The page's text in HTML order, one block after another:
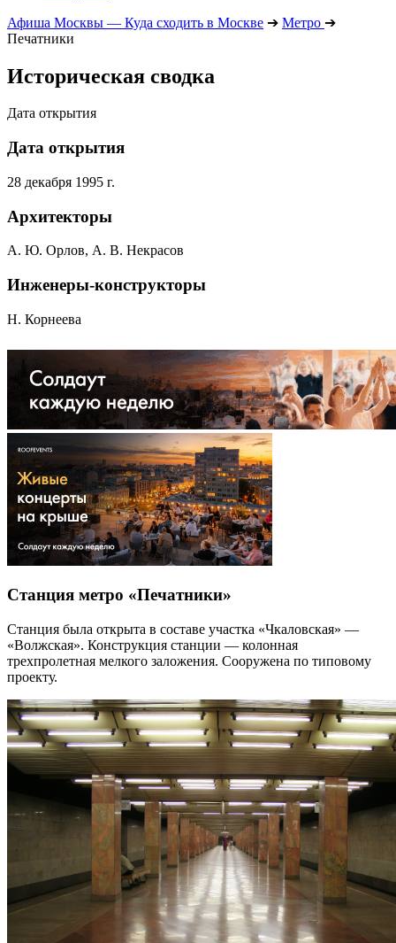
Афиша Москвы — Куда сходить в Москве ➔ Метро ➔
Печатники
Историческая сводка
Дата открытия
Дата открытия
28 декабря 1995 г.
Архитекторы
А. Ю. Орлов, А. В. Некрасов
Инженеры-конструкторы
Н. Корнеева
Станция метро «Печатники»
Станция была открыта в составе участка «Чкаловская» —
«Волжская». Конструкция станции — колонная
трехпролетная мелкого заложения. Сооружена по типовому
проекту.